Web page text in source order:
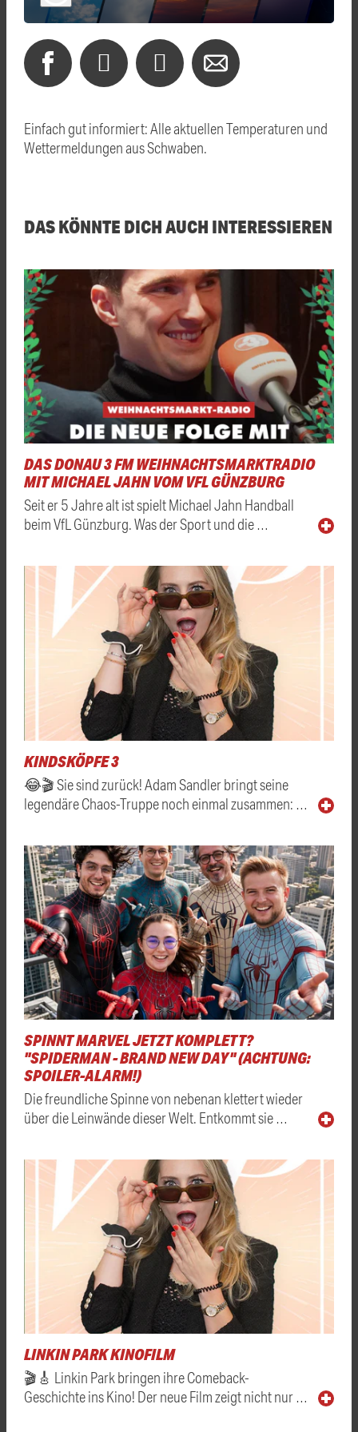
Einfach gut informiert: Alle aktuellen Temperaturen und
Wettermeldungen aus Schwaben.
DAS KÖNNTE DICH AUCH INTERESSIEREN
DAS DONAU 3 FM WEIHNACHTSMARKTRADIO
MIT MICHAEL JAHN VOM VFL GÜNZBURG
Seit er 5 Jahre alt ist spielt Michael Jahn Handball
beim VfL Günzburg. Was der Sport und die …
KINDSKÖPFE 3
😂🎬 Sie sind zurück! Adam Sandler bringt seine
legendäre Chaos-Truppe noch einmal zusammen: …
SPINNT MARVEL JETZT KOMPLETT?
"SPIDERMAN - BRAND NEW DAY" (ACHTUNG:
SPOILER-ALARM!)
Die freundliche Spinne von nebenan klettert wieder
über die Leinwände dieser Welt. Entkommt sie …
LINKIN PARK KINOFILM
🎬🎸 Linkin Park bringen ihre Comeback-
Geschichte ins Kino! Der neue Film zeigt nicht nur …